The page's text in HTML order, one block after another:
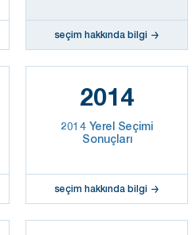
seçim hakkında bilgi
2014
2014 Yerel Seçimi
Sonuçları
seçim hakkında bilgi